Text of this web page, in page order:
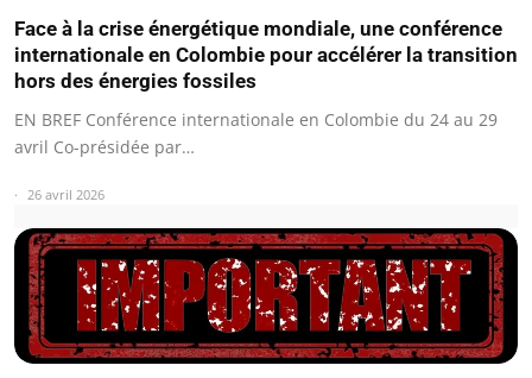
Face à la crise énergétique mondiale, une conférence
internationale en Colombie pour accélérer la transition
hors des énergies fossiles
EN BREF Conférence internationale en Colombie du 24 au 29
avril Co-présidée par…
26 avril 2026